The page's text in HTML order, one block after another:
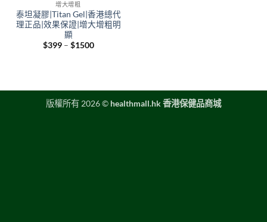
增大增粗
泰坦凝膠|Titan Gel|香港總代
理正品|效果保證|增大增粗明
顯
$399 – $1500Price
版權所有 2026 © healthmall.hk 香港保健品商城